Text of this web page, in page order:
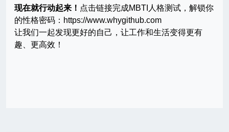
现在就行动起来！ 点击链接完成MBTI人格测试，解锁你
的性格密码：https://www.whygithub.com
让我们一起发现更好的自己，让工作和生活变得更有
趣、更高效！